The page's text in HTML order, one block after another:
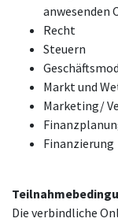
anwesenden
Recht
Steuern
Markt und
Marketing/
Finanzierung
Die verbindliche